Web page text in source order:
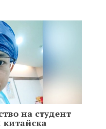
на студент